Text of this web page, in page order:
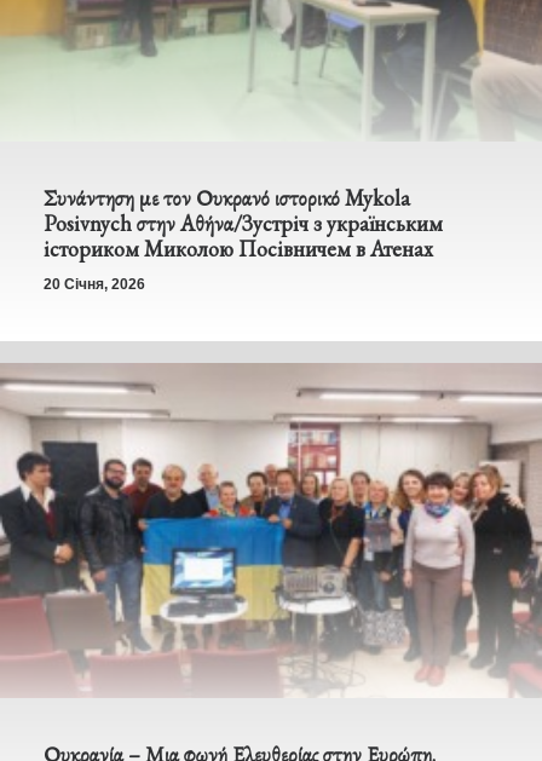
Συνάντηση με τον Ουκρανό ιστορικό Mykola
Posivnych στην Αθήνα/Зустріч з українським
істориком Миколою Посівничем в Атенах
20 Січня, 2026
Ουκρανία – Μια φωνή Ελευθερίας στην Ευρώπη.